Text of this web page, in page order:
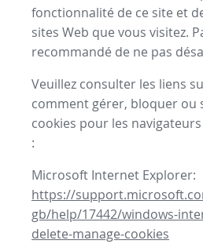
fonctionnalité de ce site et
sites Web que vous visitez.
recommandé de ne pas
Veuillez consulter les liens
comment gérer, bloquer ou
cookies pour les
:
Microsoft Internet Explorer:
https://
gb/help/17442/windows-
delete-manage-cookies